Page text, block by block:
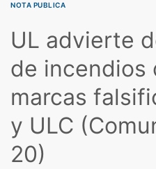
NOTA PUBLICA
UL advierte
de incendios
marcas
y ULC
20)